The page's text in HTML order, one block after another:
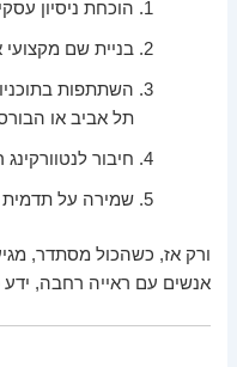
הוכחת ניסיון
בניית שם מקצועי
השתתפות
תל אביב או
חיבור לנטוורקינג
שמירה על תדמית
ורק אז, כשהכול מסתדר,
אנשים עם ראייה רחבה, ידע